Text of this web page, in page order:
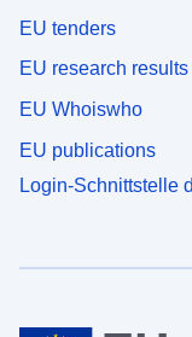
EU tenders
EU research results
EU Whoiswho
EU publications
Login-Schnittstelle